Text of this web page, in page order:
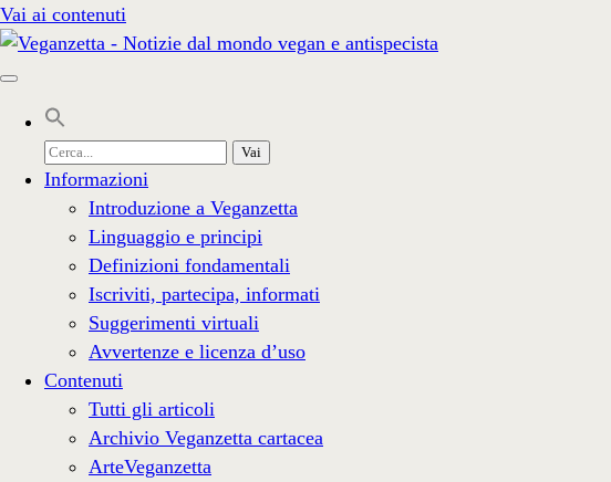
Vai ai contenuti
Cerca
per:
Informazioni
Introduzione a Veganzetta
Linguaggio e principi
Definizioni fondamentali
Iscriviti, partecipa, informati
Suggerimenti virtuali
Avvertenze e licenza d’uso
Contenuti
Tutti gli articoli
Archivio Veganzetta cartacea
ArteVeganzetta